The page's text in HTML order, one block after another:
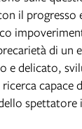
il progresso
di un
e delicato,
capace